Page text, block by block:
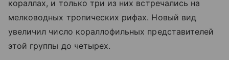
кораллах, и только три из них встречались на
мелководных тропических рифах. Новый вид
увеличил число кораллофильных представителей
этой группы до четырех.